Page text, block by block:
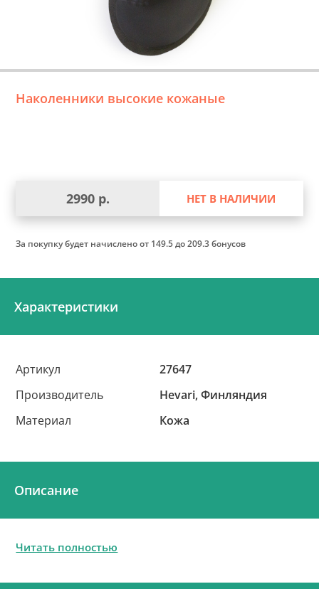
Наколенники высокие кожаные
2990 р. НЕТ В НАЛИЧИИ
За покупку будет начисленоот 149.5 до 209.3 бонусов
Характеристики
Артикул
27647
Производитель
Hevari, Финляндия
Материал
Кожа
Описание
Читать полностью